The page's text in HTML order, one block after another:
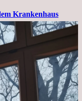
Krankenhaus